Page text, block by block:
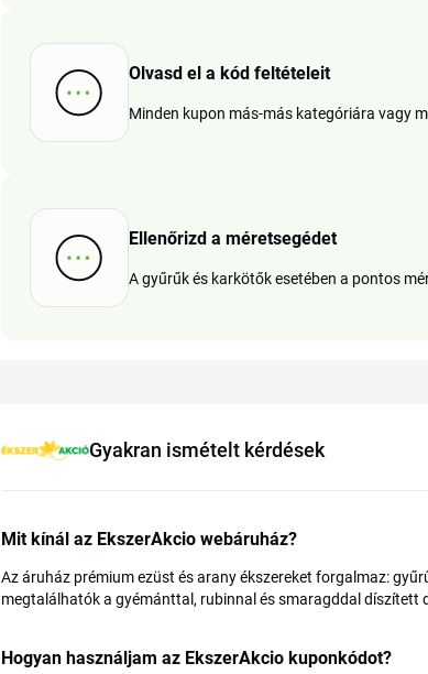
Olvasd el a kód feltételeit
Minden kupon más-más kategóriára vagy
Ellenőrizd a méretsegédet
A gyűrűk és karkötők esetében a pontos
Gyakran ismételt kérdések
Mit kínál az EkszerAkcio webáruház?
Az áruház prémium ezüst és arany ékszereket forgalmaz:
megtalálhatók a gyémánttal, rubinnal és smaragddal díszített
Hogyan használjam az EkszerAkcio kuponkódot?